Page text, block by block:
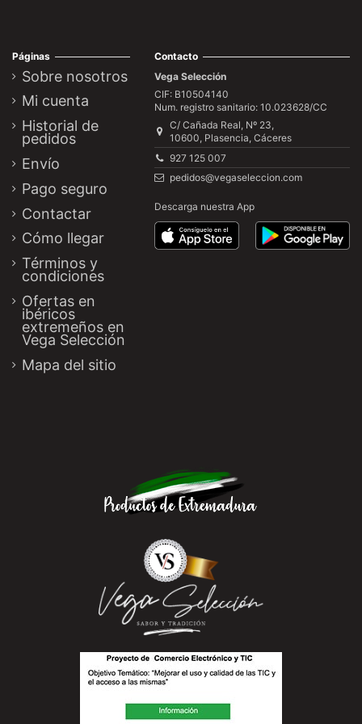
Páginas
Sobre nosotros
Mi cuenta
Historial de
pedidos
Envío
Pago seguro
Contactar
Cómo llegar
Términos y
condiciones
Ofertas en
ibéricos
extremeños en
Vega Selección
Mapa del sitio
Contacto
Vega Selección
CIF: B10504140
Num. registro sanitario: 10.023628/CC
C/ Cañada Real, Nº 23,
10600, Plasencia, Cáceres
927 125 007
pedidos@vegaseleccion.com
Descarga nuestra App